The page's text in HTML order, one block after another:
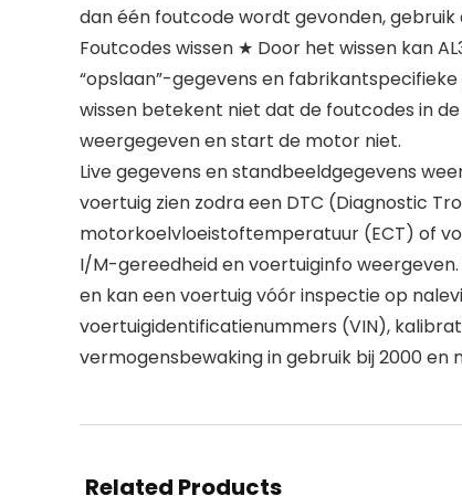
dan één foutcode wordt gevonden,
Foutcodes wissen ★ Door het wissen kan
“opslaan”-gegevens en
wissen betekent niet dat de foutcodes in
weergegeven en start de motor niet.
Live gegevens en standbeeldgegevens
voertuig zien zodra een DTC (Diagnostic
motorkoelvloeistoftemperatuur (ECT) of
I/M-gereedheid en voertuiginfo
en kan een voertuig vóór inspectie op
voertuigidentificatienummers (VIN),
vermogensbewaking in gebruik bij 2000 en
Related Products